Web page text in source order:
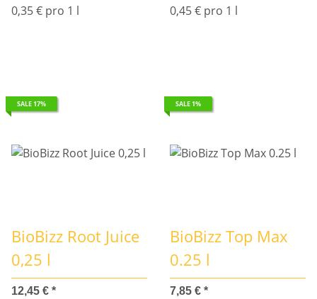
0,35 € pro 1 l 0,45 € pro 1 l
SALE 17%
BioBizz Root Juice
0,25 l
12,45 € *
SALE 1%
BioBizz Top Max
0.25 l
7,85 € *